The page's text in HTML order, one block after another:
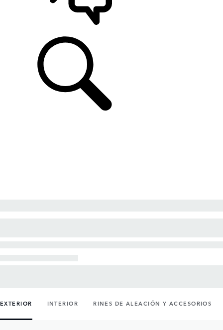
EXTERIOR INTERIOR RINES DE ALEACIÓN Y ACCESORIOS